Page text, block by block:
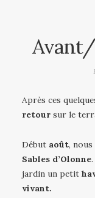
Après ces
retour sur le
Début août, nous
Sables d’Olonne
jardin un petit
vivant.